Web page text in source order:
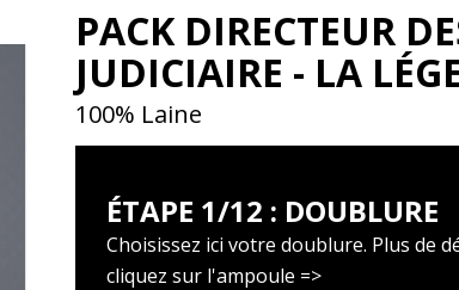
PACK DIRECTEUR
JUDICIAIRE - LA
100% Laine
ÉTAPE 1/12 : DOUBLURE
Choisissez ici votre doublure. Plus de
cliquez sur l'ampoule =>